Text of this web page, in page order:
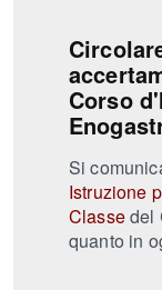
Corso
Si
Istruzione
Classedel
quanto in